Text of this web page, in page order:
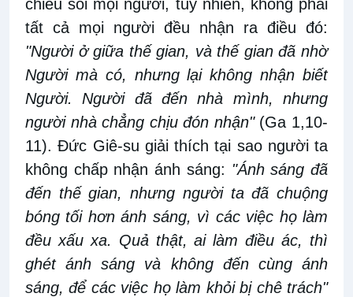
chiếu soi mọi người, tuy nhiên, không phải
tất cả mọi người đều nhận ra điều đó:
"Người ở giữa thế gian, và thế gian đã nhờ
Người mà có, nhưng lại không nhận biết
Người. Người đã đến nhà mình, nhưng
người nhà chẳng chịu đón nhận"(Ga 1,10-
11). Đức Giê-su giải thích tại sao người ta
không chấp nhận ánh sáng: "Ánh sáng đã
đến thế gian, nhưng người ta đã chuộng
bóng tối hơn ánh sáng, vì các việc họ làm
đều xấu xa. Quả thật, ai làm điều ác, thì
ghét ánh sáng và không đến cùng ánh
sáng, để các việc họ làm khỏi bị chê trách"